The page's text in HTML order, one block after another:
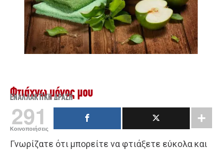
Φτιάχνω μόνος μου
ΕΝΑΛΛΑΚΤΙΚΉ ΔΡΆΣΗ
291
Κοινοποιήσεις
Γνωρίζατε ότι μπορείτε να φτιάξετε εύκολα και